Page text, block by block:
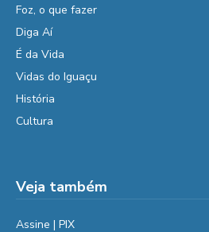
Foz, o que fazer
Diga Aí
É da Vida
Vidas do Iguaçu
História
Cultura
Veja também
Assine | PIX